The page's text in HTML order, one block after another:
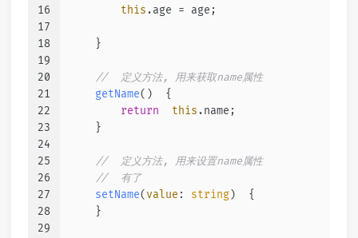
16
17
18
19
20
21
22
23
24
25
26
27
28
29
this.age = age;
    }
//  定义方法, 用来获取name属性
getName( )  {
return
this.name ;
    }
//  定义方法, 用来设置name属性
//  有了
setName( value : string)  {
    }